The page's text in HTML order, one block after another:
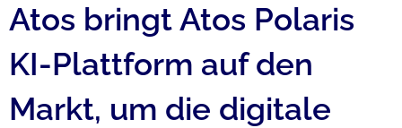
Atos bringt Atos Polaris
KI-Plattform auf den
Markt, um die digitale